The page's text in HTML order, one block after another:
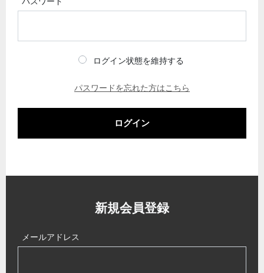
ログイン状態を維持する
パスワードを忘れた方はこちら
ログイン
新規会員登録
メールアドレス